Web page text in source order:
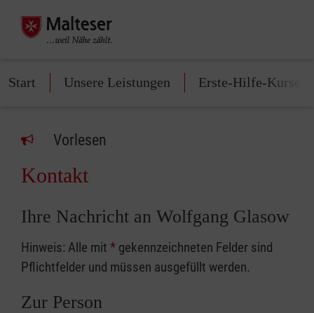
Start Unsere Leistungen Erste-Hilfe-Kurse
Vorlesen
Kontakt
Ihre Nachricht an Wolfgang Glasow
Hinweis: Alle mit * gekennzeichneten Felder sind
Pflichtfelder und müssen ausgefüllt werden.
Zur Person